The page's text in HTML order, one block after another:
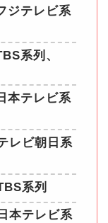
ジテレビ系
系列、
本テレビ系
レビ朝日系
系列
日本テレビ系